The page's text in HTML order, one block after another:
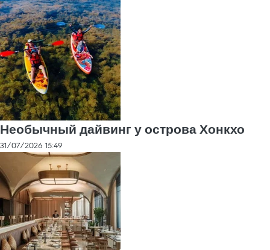
Необычный дайвинг у острова Хонкхо
31/07/2026 15:49